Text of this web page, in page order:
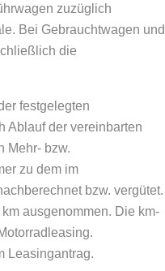
zuzüglich
Bei Gebrauchtwagen und
die
festgelegten
Ablauf der vereinbarten
Mehr- bzw.
zu dem im
bzw. vergütet.
ausgenommen. Die km-
Leasingantrag.